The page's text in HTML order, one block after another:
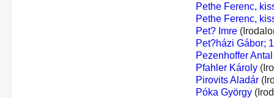
Pethe Ferenc,
Pethe Ferenc,
Pet? Imre
Pet?házi Gábor;
Pezenhoffer Antal
Pfahler Károly
Pirovits Aladár
Póka György